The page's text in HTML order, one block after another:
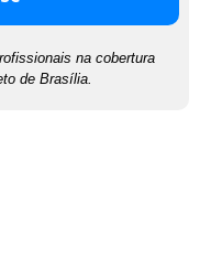
na cobertura
de Brasília.